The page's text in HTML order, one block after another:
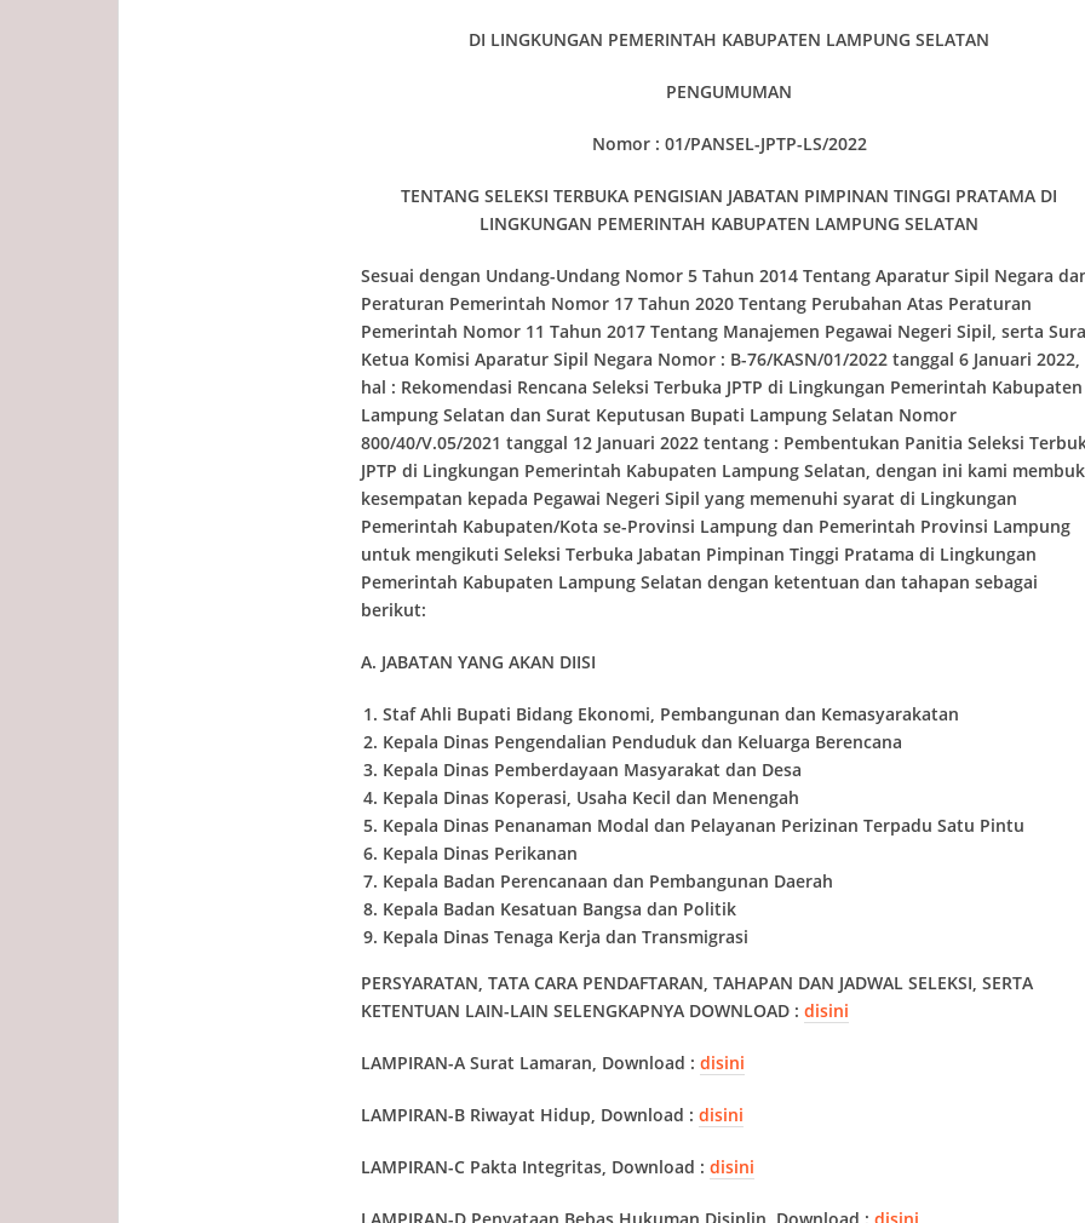
DI LINGKUNGAN PEMERINTAH KABUPATEN LAMPUNG SELATAN
PENGUMUMAN
Nomor : 01/PANSEL-JPTP-LS/2022
TENTANG SELEKSI TERBUKA PENGISIAN JABATAN PIMPINAN TINGGI PRATAMA DI
LINGKUNGAN PEMERINTAH KABUPATEN LAMPUNG SELATAN
Sesuai dengan Undang-Undang Nomor 5 Tahun 2014 Tentang Aparatur Sipil Negara
Peraturan Pemerintah Nomor 17 Tahun 2020 Tentang Perubahan Atas Peraturan
Pemerintah Nomor 11 Tahun 2017 Tentang Manajemen Pegawai Negeri Sipil, serta
Ketua Komisi Aparatur Sipil Negara Nomor : B-76/KASN/01/2022 tanggal 6 Januari 2022,
hal : Rekomendasi Rencana Seleksi Terbuka JPTP di Lingkungan Pemerintah Kabupaten
Lampung Selatan dan Surat Keputusan Bupati Lampung Selatan Nomor
800/40/V.05/2021 tanggal 12 Januari 2022 tentang : Pembentukan Panitia Seleksi
JPTP di Lingkungan Pemerintah Kabupaten Lampung Selatan, dengan ini kami
kesempatan kepada Pegawai Negeri Sipil yang memenuhi syarat di Lingkungan
Pemerintah Kabupaten/Kota se-Provinsi Lampung dan Pemerintah Provinsi Lampung
untuk mengikuti Seleksi Terbuka Jabatan Pimpinan Tinggi Pratama di Lingkungan
Pemerintah Kabupaten Lampung Selatan dengan ketentuan dan tahapan sebagai
berikut:
A. JABATAN YANG AKAN DIISI
Staf Ahli Bupati Bidang Ekonomi, Pembangunan dan Kemasyarakatan
Kepala Dinas Pengendalian Penduduk dan Keluarga Berencana
Kepala Dinas Pemberdayaan Masyarakat dan Desa
Kepala Dinas Koperasi, Usaha Kecil dan Menengah
Kepala Dinas Penanaman Modal dan Pelayanan Perizinan Terpadu Satu Pintu
Kepala Dinas Perikanan
Kepala Badan Perencanaan dan Pembangunan Daerah
Kepala Badan Kesatuan Bangsa dan Politik
Kepala Dinas Tenaga Kerja dan Transmigrasi
PERSYARATAN, TATA CARA PENDAFTARAN, TAHAPAN DAN JADWAL SELEKSI, SERTA
KETENTUAN LAIN-LAIN SELENGKAPNYA DOWNLOAD : disini
LAMPIRAN-A Surat Lamaran, Download : disini
LAMPIRAN-B Riwayat Hidup, Download : disini
LAMPIRAN-C Pakta Integritas, Download : disini